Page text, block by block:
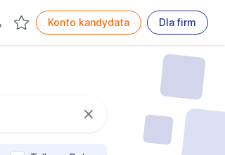
Konto kandydata Dla firm